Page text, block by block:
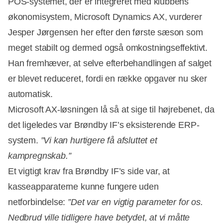
økonomisystem, Microsoft Dynamics AX, vurderer
Jesper Jørgensen her efter den første sæson som
meget stabilt og dermed også omkostningseffektivt.
Han fremhæver, at selve efterbehandlingen af salget
er blevet reduceret, fordi en række opgaver nu sker
automatisk.
Microsoft AX-løsningen lå så at sige til højrebenet, da
det ligeledes var Brøndby IF’s eksisterende ERP-
system. ”Vi kan hurtigere få afsluttet et
kampregnskab.”
Et vigtigt krav fra Brøndby IF’s side var, at
kasseapparaterne kunne fungere uden
netforbindelse: ”Det var en vigtig parameter for os.
Nedbrud ville tidligere have betydet, at vi måtte